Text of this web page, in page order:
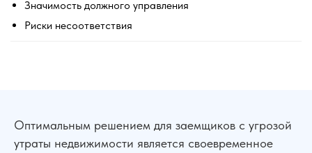
Значимость должного управления
Риски несоответствия
Оптимальным решением для заемщиков с угрозой
утраты недвижимости является своевременное